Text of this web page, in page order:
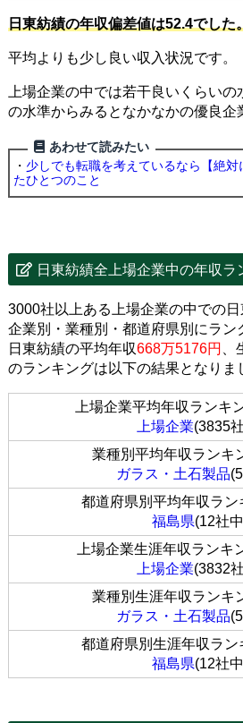
日東紡績の年収偏差値は52.4でした。
平均よりも少し良い収入状況です。
上場企業の中では若干良いくらい
の水準からみるとなかなかの優良企
あわせて読みたい
・ 少しでも転職を考えているなら【絶
たひとつのこと
日東紡績全上場企業中の年収ラ
3000社以上ある上場企業の中での
企業別・業種別・都道府県別にラン
日東紡績の平均年収668万5176円
のランキングは以下の結果となりま
上場企業平均年収ランキ
上場企業(3835
業種別平均年収ランキ
ガラス・土石製品
都道府県別平均年収ラン
福島県(12社
上場企業生涯年収ランキ
上場企業(3832
業種別生涯年収ランキ
ガラス・土石製品
都道府県別生涯年収ラン
福島県(12社